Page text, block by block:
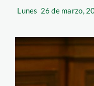
Lunes 26 de marzo,